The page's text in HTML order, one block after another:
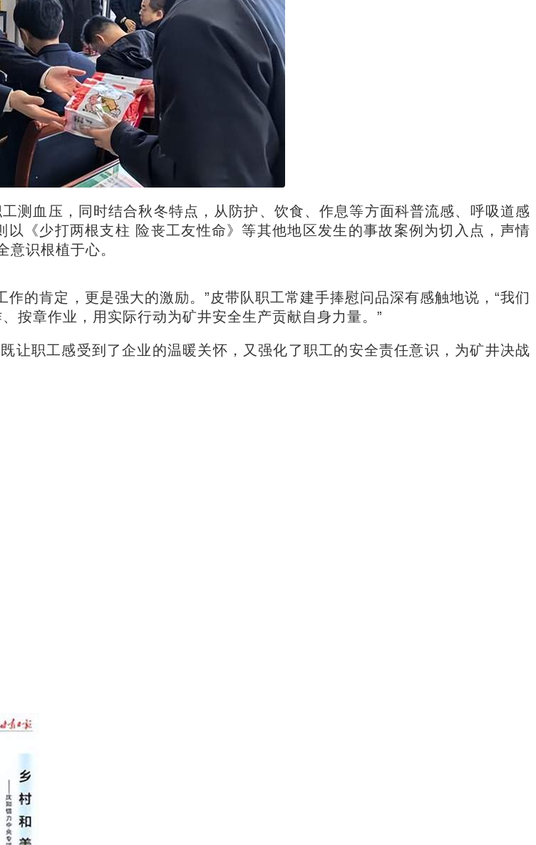
测血压，同时结合秋冬特点，从防护、饮食、作息等方面科普流感、呼吸道感
《少打两根支柱 险丧工友性命》等其他地区发生的事故案例为切入点，声情
意识根植于心。
的肯定，更是强大的激励。”皮带队职工常建手捧慰问品深有感触地说，“我们
按章作业，用实际行动为矿井安全生产贡献自身力量。”
让职工感受到了企业的温暖关怀，又强化了职工的安全责任意识，为矿井决战